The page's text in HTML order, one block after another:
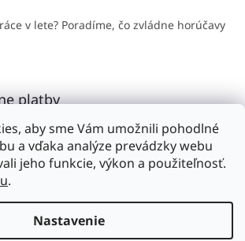
aby sme Vám umožnili pohodlné
a vďaka analýze prevádzky webu
jeho funkcie, výkon a použiteľnosť.
.
Nastavenie
v lete? Poradíme, čo zvládne horúčavy
platby